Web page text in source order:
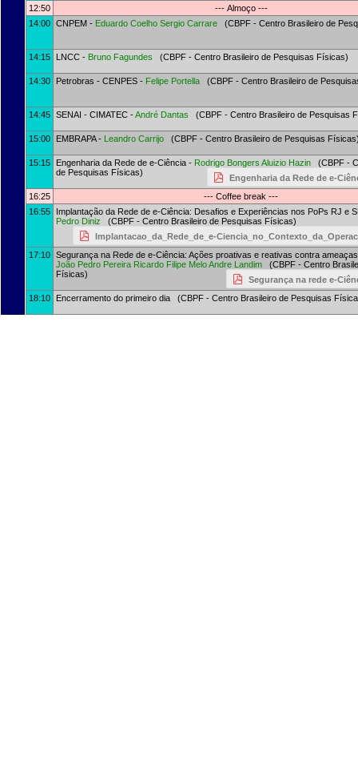
12:50
--- Almoço ---
14:00 CNPEM - Eduardo Coelho Sergio Carrare (CBPF - Centro Brasileiro de
14:15 LNCC - Bruno Fagundes (CBPF - Centro Brasileiro de Pesquisas Físicas)
14:30 Petrobras - CENPES - Felipe Portella (CBPF - Centro Brasileiro de
14:45 SENAI - CIMATEC -André Dantas (CBPF - Centro Brasileiro de Pesquisas
15:00 EMBRAPA - Leandro Carrijo (CBPF - Centro Brasileiro de Pesquisas
15:15 Engenharia da Rede de e-Ciência - Rodrigo Bongers Aluizio Hazin (CBPF -
de Pesquisas Físicas)
Engenharia da Rede de e-
16:25
--- Coffee break ---
16:55
Implantação da Rede de e-Ciência: Desafios e Experiências nos PoPs RJ e
Pedro Diniz (CBPF - Centro Brasileiro de Pesquisas Físicas)
Implantacao_da_Rede_de_e-
17:10 Segurança na Rede de e-Ciência: Ações proativas e reativas contra
João Pedro Pereira Ricardo Filipe MeloAndre Landim (CBPF - Centro
Físicas)
Segurança na rede e-
18:10
Encerramento do primeiro dia (CBPF - Centro Brasileiro de Pesquisas